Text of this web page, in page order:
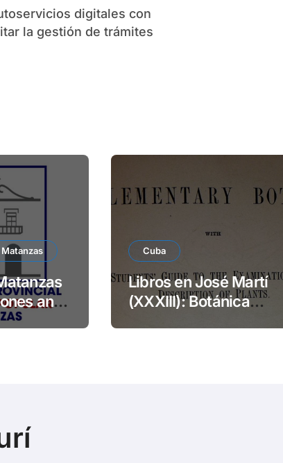
la gestión de trámites
Matanzas
ante
Cuba
Libros en José Martí
(XXXIII): Botánica